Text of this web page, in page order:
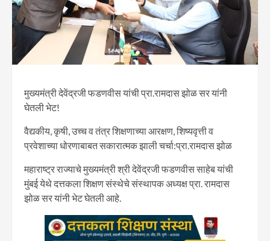
मुख्यमंत्री देवेंद्रजी फडणवीस यांची प्रा.रामदास झोळ सर यांनी
घेतली भेट!
वैद्यकीय, कृषी, उच्च व तंत्र शिक्षणाच्या आरक्षण, शिष्यवृत्ती व
प्रवेशाच्या धोरणाबाबत सकारात्मक झाली चर्चा:प्रा.रामदास झोळ
महाराष्ट्र राज्याचे मुख्यमंत्री श्री देवेंद्रजी फडणवीस साहेब यांची
मुंबई येथे दत्तकला शिक्षण संस्थेचे संस्थापक अध्यक्ष प्रा. रामदास
झोळ सर यांनी भेट घेतली आहे.